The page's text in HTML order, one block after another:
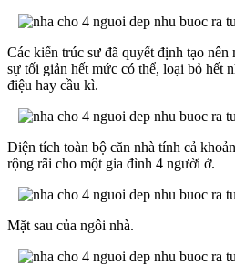
Các kiến trúc sư đã quyết định tạo nên
sự tối giản hết mức có thể, loại bỏ hết
điệu hay cầu kì.
Diện tích toàn bộ căn nhà tính cả
rộng rãi cho một gia đình 4 người ở.
Mặt sau của ngôi nhà.